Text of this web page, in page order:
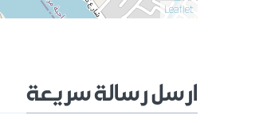
Leaflet
ارسل رسالة سريعة